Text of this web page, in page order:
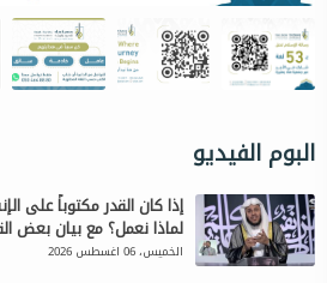
البوم الفيديو
إذا كان القدر مكتوباً على
لماذا نعمل؟ مع بيان بعض
الخميس، 06 اغسطس 2026